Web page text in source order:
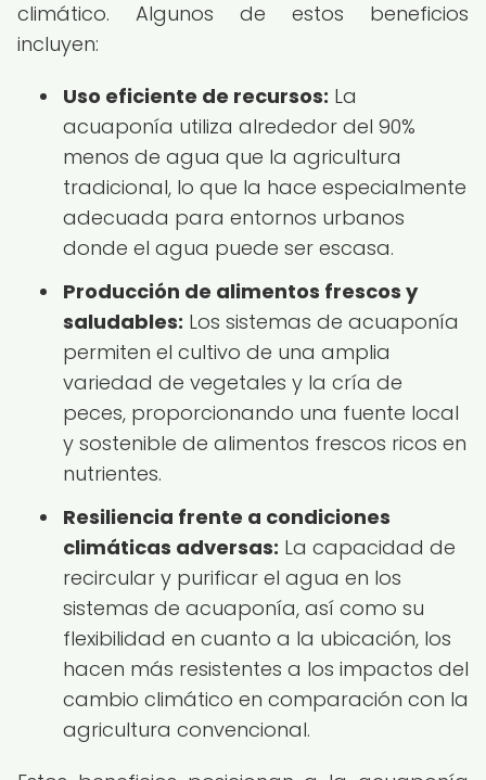
climático. Algunos de estos beneficios
incluyen:
Uso eficiente de recursos: La
acuaponía utiliza alrededor del 90%
menos de agua que la agricultura
tradicional, lo que la hace especialmente
adecuada para entornos urbanos
donde el agua puede ser escasa.
Producción de alimentos frescos y
saludables: Los sistemas de acuaponía
permiten el cultivo de una amplia
variedad de vegetales y la cría de
peces, proporcionando una fuente local
y sostenible de alimentos frescos ricos en
nutrientes.
Resiliencia frente a condiciones
climáticas adversas: La capacidad de
recircular y purificar el agua en los
sistemas de acuaponía, así como su
flexibilidad en cuanto a la ubicación, los
hacen más resistentes a los impactos del
cambio climático en comparación con la
agricultura convencional.